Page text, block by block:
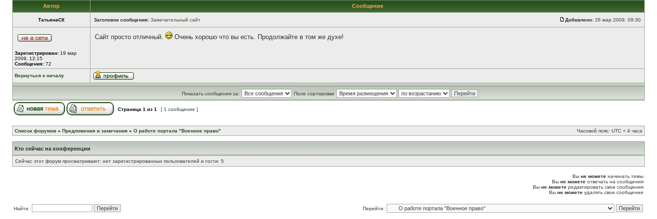
Автор Сообщение
ТатьянаСК Заголовок сообщения: Замечательный сайт Добавлено: 26 мар 2009, 09:30
Зарегистрирован: 19 мар
2009, 12:15
Сообщения: 72
Сайт просто отличный. Очень хорошо что вы есть. Продолжайте в том же духе!
Вернуться к началу
Показать сообщения за: Поле сортировки
Страница 1 из 1 [ 1 сообщение ]
Список форумов » Предложения и замечания » О работе портала "Военное право" Часовой пояс: UTC + 4 часа
Кто сейчас на конференции
Сейчас этот форум просматривают: нет зарегистрированных пользователей и гости: 5
Вы не можете начинать темы
Вы не можете отвечать на сообщения
Вы не можете редактировать свои сообщения
Вы не можете удалять свои сообщения
Найти: Перейти: